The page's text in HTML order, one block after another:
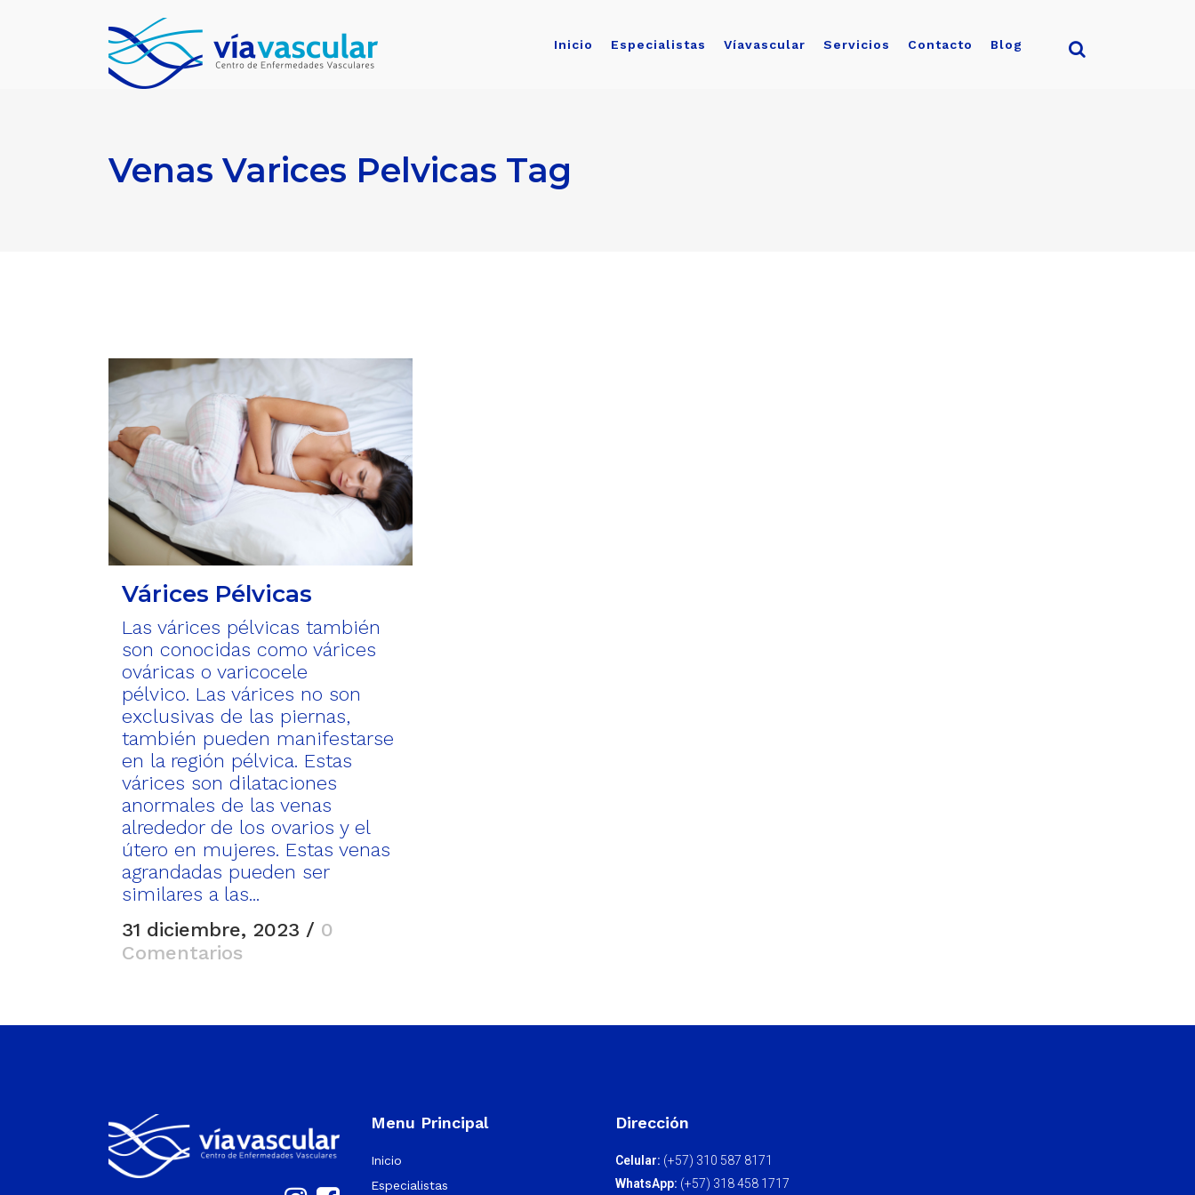
Inicio Especialistas Víavascular Servicios Contacto Blog
Venas Varices Pelvicas Tag
Várices Pélvicas
Las várices pélvicas también
son conocidas como várices
ováricas o varicocele
pélvico. Las várices no son
exclusivas de las piernas,
también pueden manifestarse
en la región pélvica. Estas
várices son dilataciones
anormales de las venas
alrededor de los ovarios y el
útero en mujeres. Estas venas
agrandadas pueden ser
similares a las...
31 diciembre, 2023 / 0
Comentarios
Menu Principal
Inicio
Especialistas
Dirección
Celular: (+57) 310 587 8171
WhatsApp: (+57) 318 458 1717